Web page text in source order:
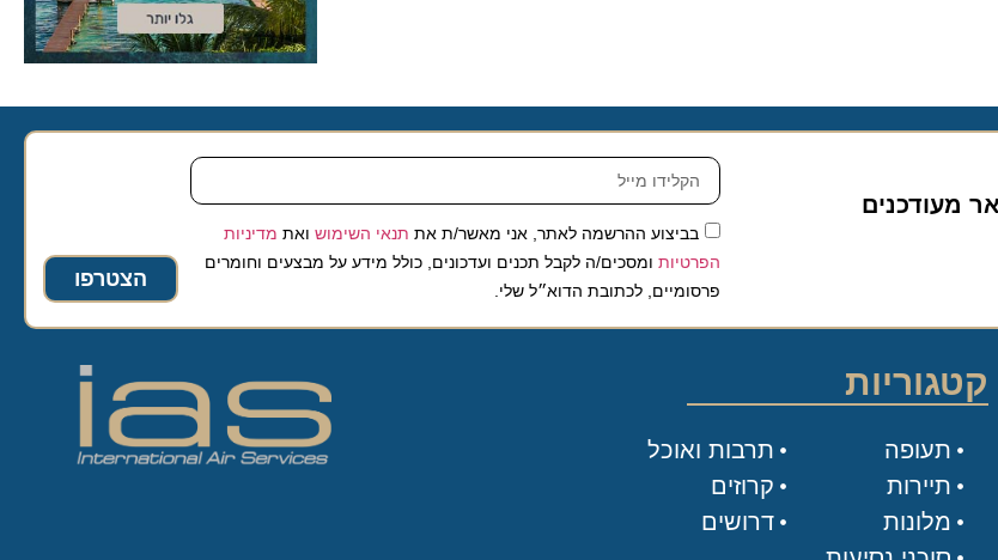
בביצוע ההרשמה לאתר, אני מאשר/ת אתתנאי השימושואת מדיניות
הפרטיותומסכים/ה לקבל תכנים ועדכונים, כולל מידע על מבצעים וחומרים
פרסומיים, לכתובת הדוא״ל שלי.
הצטרפו
תעופה
תיירות
מלונות
תרבות ואוכל
קרוזים
דרושים